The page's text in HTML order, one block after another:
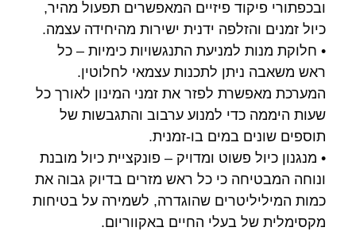
ובכפתורי פיקוד פיזיים המאפשרים תפעול מהיר,
כיול זמנים והזלפה ידנית ישירות מהיחידה עצמה.
• חלוקת מנות למניעת התנגשויות כימיות – כל
ראש משאבה ניתן לתכנות עצמאי לחלוטין.
המערכת מאפשרת לפזר את זמני המינון לאורך כל
שעות היממה כדי למנוע ערבוב והתגבשות של
תוספים שונים במים בו-זמנית.
• מנגנון כיול פשוט ומדויק – פונקציית כיול מובנת
ונוחה המבטיחה כי כל ראש מזרים בדיוק גבוה את
כמות המיליליטרים שהוגדרה, לשמירה על בטיחות
מקסימלית של בעלי החיים באקווריום.